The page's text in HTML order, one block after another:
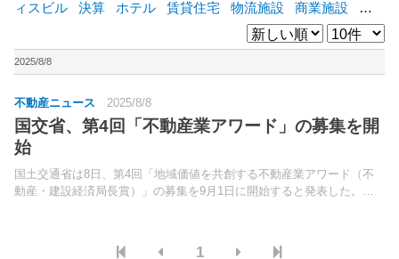
ィスビル
決算 ホテル 賃貸住宅 物流施設 商業施設
海
東急不動産 賃料
ア
野村不動産 ZEH [+]
2025/8/8
不動産ニュース 2025/8/8
国交省、第4回「不動産業アワード」の募集を開
始
国土交通省は8日、第4回「地域価値を共創する不動産業アワード（不
動産・建設経済局長賞）」の募集を9月1日に開始すると発表した。地
1